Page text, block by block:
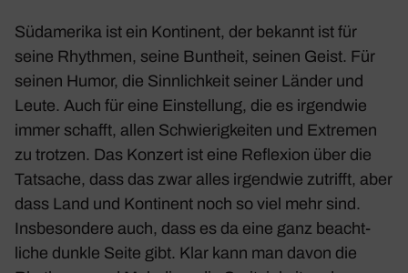
Südame­rika ist ein Konti­nent, der bekannt ist für
seine Rhythmen, seine Bunt­heit, seinen Geist. Für
seinen Humor, die Sinn­lich­keit seiner Länder und
Leute. Auch für eine Einstel­lung, die es irgendwie
immer schafft, allen Schwie­rig­keiten und Extremen
zu trotzen. Das Konzert ist eine Refle­xion über die
Tatsache, dass das zwar alles irgendwie zutrifft, aber
dass Land und Konti­nent noch so viel mehr sind.
Insbe­son­dere auch, dass es da eine ganz beacht­
liche dunkle Seite gibt. Klar kann man davon die